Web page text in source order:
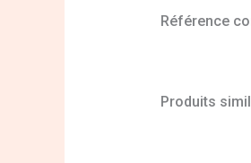
Référence
Produits